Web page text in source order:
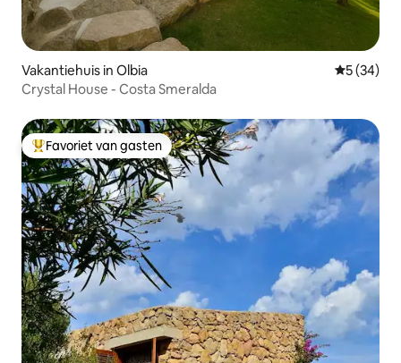
Vakantiehuis in Olbia
5 (34)
Crystal House - Costa Smeralda
Topfavoriet van gasten
Favoriet van gasten